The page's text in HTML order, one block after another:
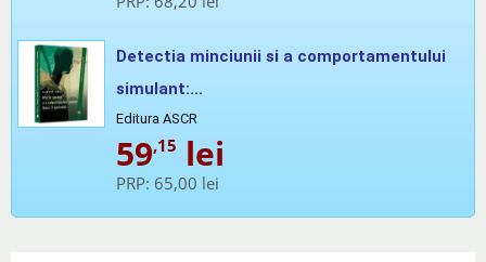
Detectia minciunii si a comportamentului
simulant:...
Editura ASCR
59,15 lei
PRP: 65,00 lei